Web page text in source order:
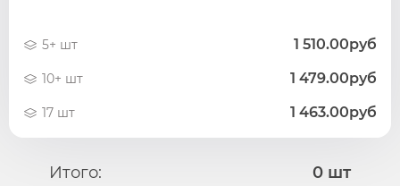
5+ шт 1 510.00руб
10+ шт 1 479.00руб
17 шт 1 463.00руб
Итого: 0 шт